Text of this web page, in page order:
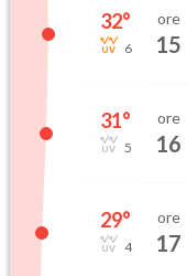
32°
6
ore
15
31°
5
ore
16
29°
4
ore
17